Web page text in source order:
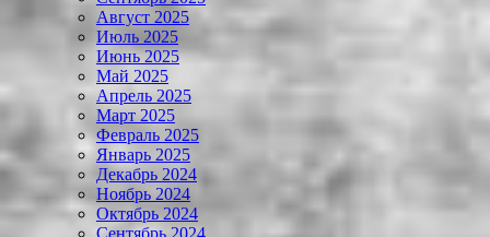
Август 2025
Июль 2025
Июнь 2025
Май 2025
Апрель 2025
Март 2025
Февраль 2025
Январь 2025
Декабрь 2024
Ноябрь 2024
Октябрь 2024
Сентябрь 2024